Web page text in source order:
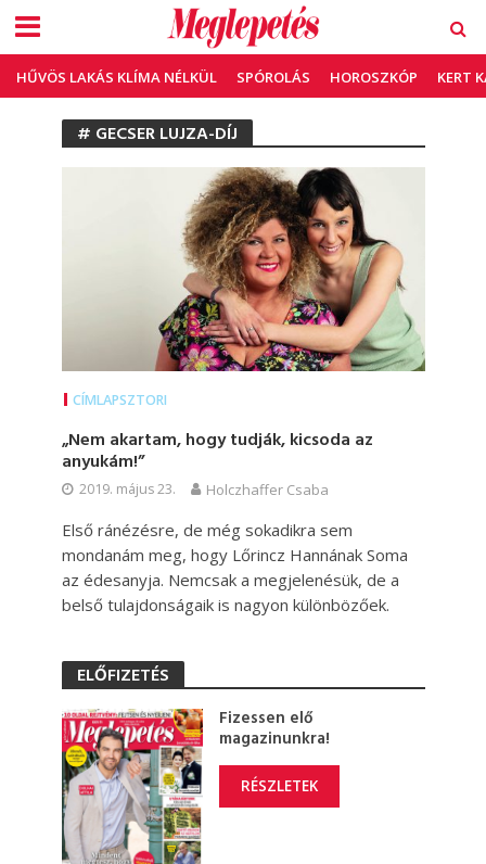
HŰVÖS LAKÁS KLÍMA NÉLKÜL SPÓROLÁS HOROSZKÓP KERT
# GECSER LUJZA-DÍJ
CÍMLAPSZTORI
„Nem akartam, hogy tudják, kicsoda az
anyukám!”
2019. május 23. Holczhaffer Csaba
Első ránézésre, de még sokadikra sem
mondanám meg, hogy Lőrincz Hannának Soma
az édesanyja. Nemcsak a megjelenésük, de a
belső tulajdonságaik is nagyon különbözőek.
ELŐFIZETÉS
Fizessen elő
magazinunkra!
RÉSZLETEK